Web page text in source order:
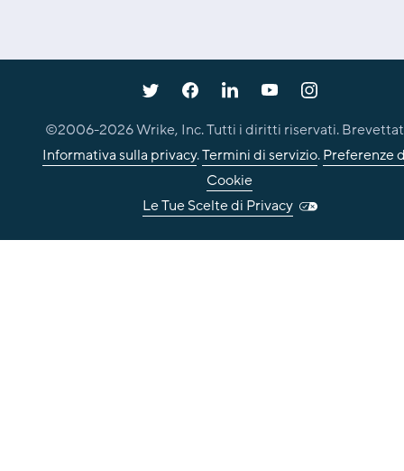
©2006-2026Wrike, Inc. Tutti i diritti riservati.
Informativa sulla privacy.Termini di servizio.Preferenze
Cookie
Le Tue Scelte di Privacy